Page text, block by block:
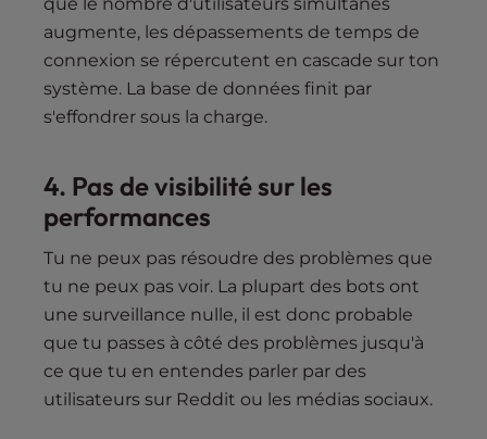
augmente, les dépassements de temps de
connexion se répercutent en cascade sur ton
système. La base de données finit par
s'effondrer sous la charge.
4. Pas de visibilité sur les
performances
Tu ne peux pas résoudre des problèmes que
tu ne peux pas voir. La plupart des bots ont
une surveillance nulle, il est donc probable
que tu passes à côté des problèmes jusqu'à
ce que tu en entendes parler par des
utilisateurs sur Reddit ou les médias sociaux.